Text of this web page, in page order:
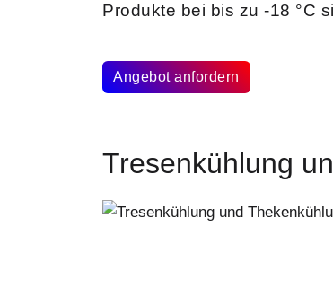
Produkte bei bis zu -18 °C
Angebot anfordern
Tresenkühlung